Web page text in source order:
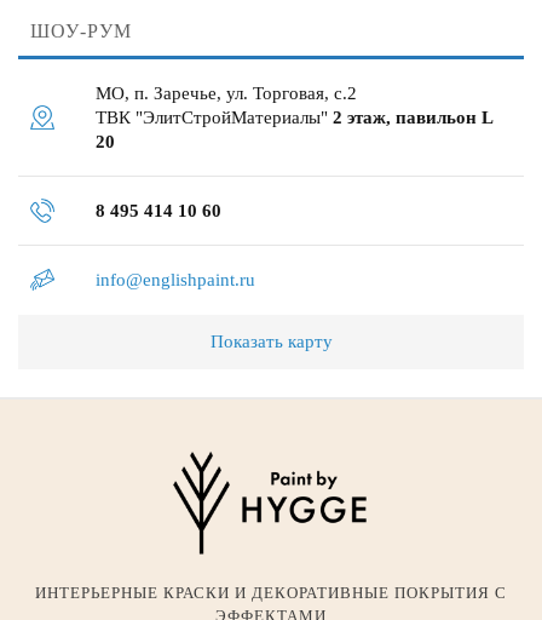
ШОУ-РУМ
МО, п. Заречье, ул. Торговая, с.2
ТВК "ЭлитСтройМатериалы" 2 этаж, павильон L
20
8 495 414 10 60
info@englishpaint.ru
Показать карту
ИНТЕРЬЕРНЫЕ КРАСКИ И ДЕКОРАТИВНЫЕ ПОКРЫТИЯ С
ЭФФЕКТАМИ